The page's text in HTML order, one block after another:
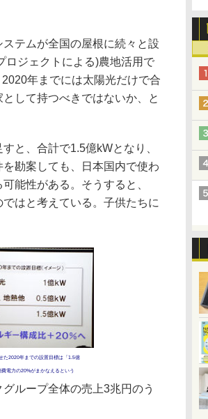
テムが全国の屋根に続々と設
ロジェクトによる)農地活用で
年までには太陽光だけで合
して持つべきではないか、と
と、合計で1.5億kWとなり、
勘案しても、日本国内で使わ
能性がある。そうすると、
はと考えている。子供たちに
た2020年までの設置目標は「1.5億
電力の20%がまかなえるという
ループ全体の売上3兆円のう